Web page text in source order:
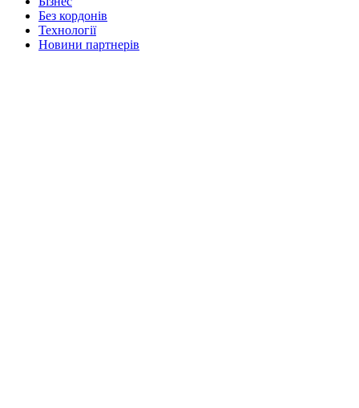
Без кордонів
Технології
Новини партнерів